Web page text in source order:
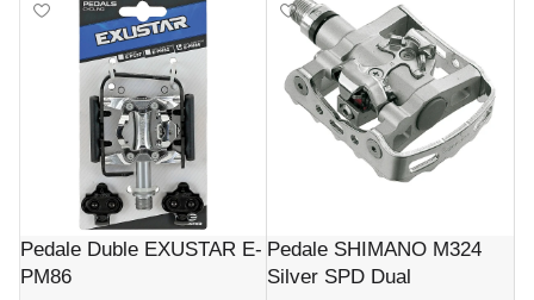
Pedale Duble EXUSTAR E-
PM86
Pedale SHIMANO M324
Silver SPD Dual